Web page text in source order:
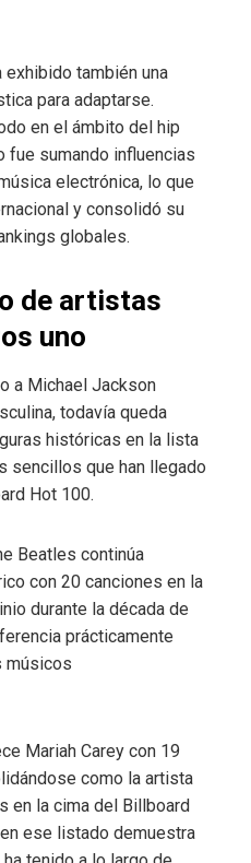
exhibido también una
para adaptarse.
en el ámbito del hip
fue sumando influencias
electrónica, lo que
y consolidó su
globales.
de artistas
uno
a Michael Jackson
todavía queda
históricas en la lista
sencillos que han llegado
Hot 100.
Beatles continúa
con 20 canciones en la
durante la década de
prácticamente
músicos
Mariah Carey con 19
como la artista
en la cima del Billboard
ese listado demuestra